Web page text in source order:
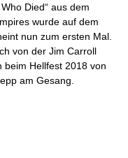
Died“ aus dem
wurde auf dem
nun zum ersten Mal.
von der Jim Carroll
beim Hellfest 2018 von
am Gesang.